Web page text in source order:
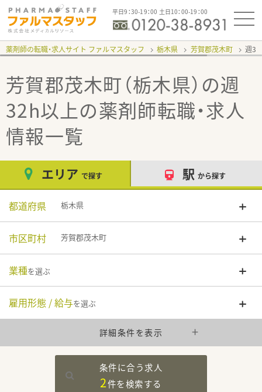
平日9：30-19：00 土日10：00-19：00
薬剤師の転職・求人サイト ファルマスタッフ 栃木県 芳賀郡茂木町 週
芳賀郡茂木町（栃木県）の週
32h以上の薬剤師転職・求人
情報一覧
エリア で探す 駅 から探す
都道府県 栃木県
市区町村 芳賀郡茂木町
業種を選ぶ
雇用形態 / 給与を選ぶ
詳細条件を表示
条件に合う求人
2件を検索する